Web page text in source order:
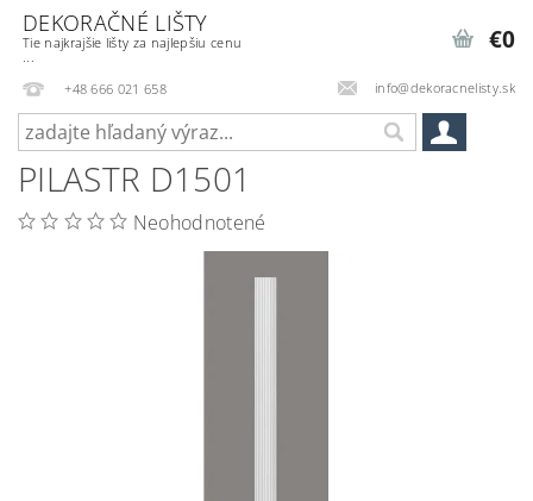
DEKORAČNÉ LIŠTY
Tie najkrajšie lišty za najlepšiu cenu
...
+48 666 021 658
info@dekoracnelisty.sk
€0
PILASTR D1501
Neohodnotené